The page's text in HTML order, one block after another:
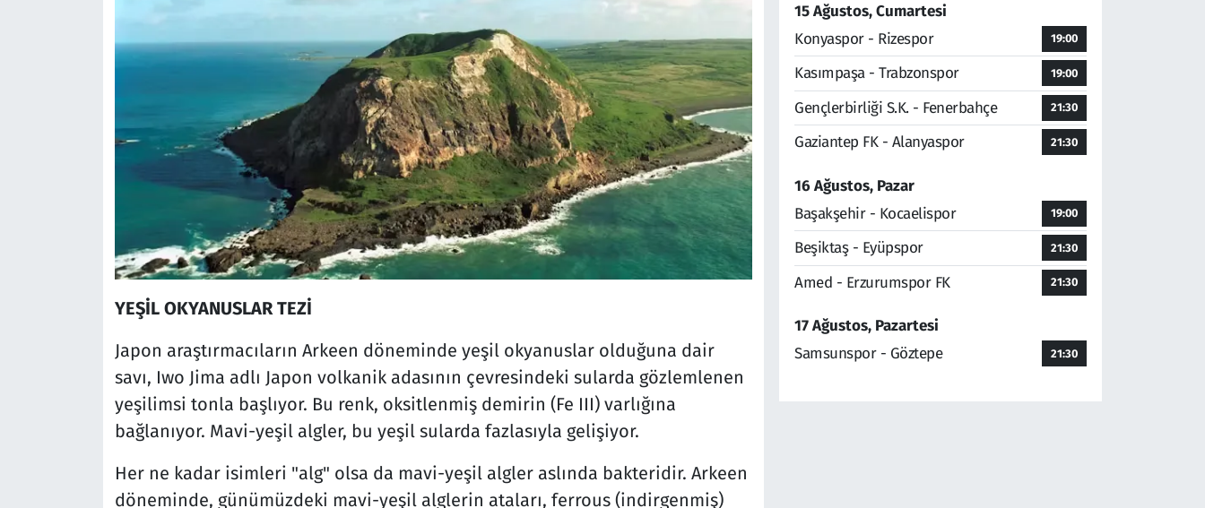
YEŞİL OKYANUSLAR TEZİ
Japon araştırmacıların Arkeen döneminde yeşil okyanuslar olduğuna dair
savı, Iwo Jima adlı Japon volkanik adasının çevresindeki sularda gözlemlenen
yeşilimsi tonla başlıyor. Bu renk, oksitlenmiş demirin (Fe III) varlığına
bağlanıyor. Mavi-yeşil algler, bu yeşil sularda fazlasıyla gelişiyor.
Her ne kadar isimleri "alg" olsa da mavi-yeşil algler aslında bakteridir. Arkeen
döneminde, günümüzdeki mavi-yeşil alglerin ataları, ferrous (indirgenmiş)
15 Ağustos, Cumartesi
Konyaspor - Rizespor
19:00
Kasımpaşa - Trabzonspor 19:00
Gençlerbirliği S.K. - Fenerbahçe 21:30
Gaziantep FK - Alanyaspor 21:30
16 Ağustos, Pazar
Başakşehir - Kocaelispor
19:00
Beşiktaş - Eyüpspor 21:30
Amed - Erzurumspor FK 21:30
17 Ağustos, Pazartesi
Samsunspor - Göztepe
21:30